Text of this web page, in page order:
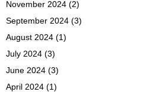
November 2024 (2)
September 2024 (3)
August 2024 (1)
July 2024 (3)
June 2024 (3)
April 2024 (1)